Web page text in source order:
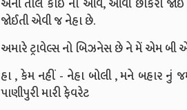
એની તોલે કોઈ ના આવે, આવી છોકરી
જોઈતી એવી જ નેહા છે.
અમારે ટ્રાવેલ્સ નો બિઝનેસ છે ને મેં એમ બી
હા , કેમ નહીં - નેહા બોલી , મને બહાર નું
પાણીપુરી મારી ફેવરેટ